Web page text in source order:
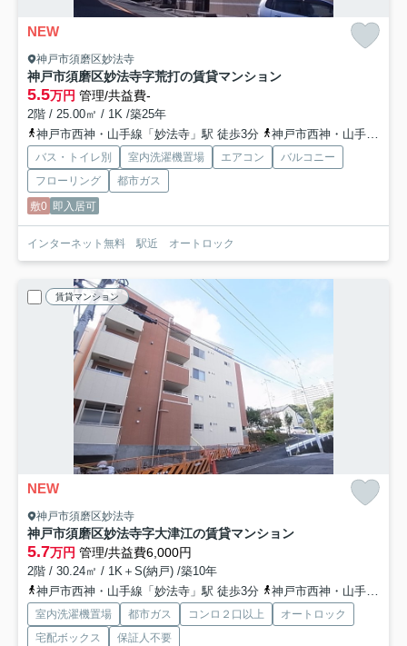
NEW
神戸市須磨区妙法寺
神戸市須磨区妙法寺字荒打の賃貸マンション
5.5万円 管理/共益費-
2階 / 25.00㎡ / 1K /築25年
神戸市西神・山手線「妙法寺」駅 徒歩3分
神戸市西神・山手線「名谷」駅 徒歩22分
バス・トイレ別 室内洗濯機置場 エアコン
バルコニー
フローリング
都市ガス
敷0 即入居可
インターネット無料 駅近 オートロック
賃貸マンション
NEW
神戸市須磨区妙法寺
神戸市須磨区妙法寺字大津江の賃貸マンション
5.7万円 管理/共益費6,000円
2階 / 30.24㎡ / 1K＋S(納戸) /築10年
神戸市西神・山手線「妙法寺」駅 徒歩3分
神戸市西神・山手線「名谷」駅 徒歩22分
室内洗濯機置場 都市ガス コンロ２口以上
オートロック
宅配ボックス
保証人不要